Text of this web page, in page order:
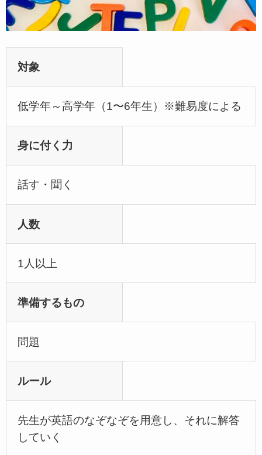
対象
低学年～高学年（1〜6年生）※難易度による
身に付く力
話す・聞く
人数
1人以上
準備するもの
問題
ルール
先生が英語のなぞなぞを用意し、それに解答
していく